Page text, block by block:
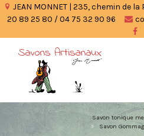
JEAN MONNET | 235, chemin de
20 89 25 80 / 04 75 32 90 96
Savon tonique
Savon